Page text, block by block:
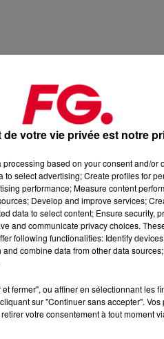
FG (IOShttps://urlz.fr/
de votre vie privée est notre
based on your consent and/or
select advertising; Create profiles for
performance; Measure content
Develop and improve services;
data to select content; Ensure security,
and communicate privacy choices.
following functionalities: Identify
combine data from other data
fermer", ou affiner en sélectionnant les
sur "Continuer sans accepter".
votre consentement à tout moment